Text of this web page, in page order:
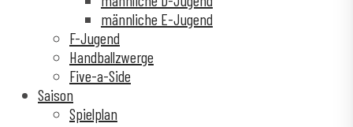
männliche E-Jugend
F-Jugend
Handballzwerge
Five-a-Side
Saison
Spielplan